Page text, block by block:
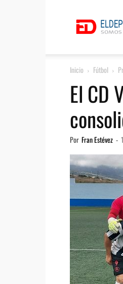
Inicio Fútbol
El CD
Por Fran Estévez -